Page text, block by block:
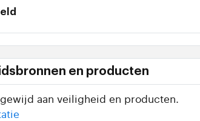
en producten
aan veiligheid en producten.